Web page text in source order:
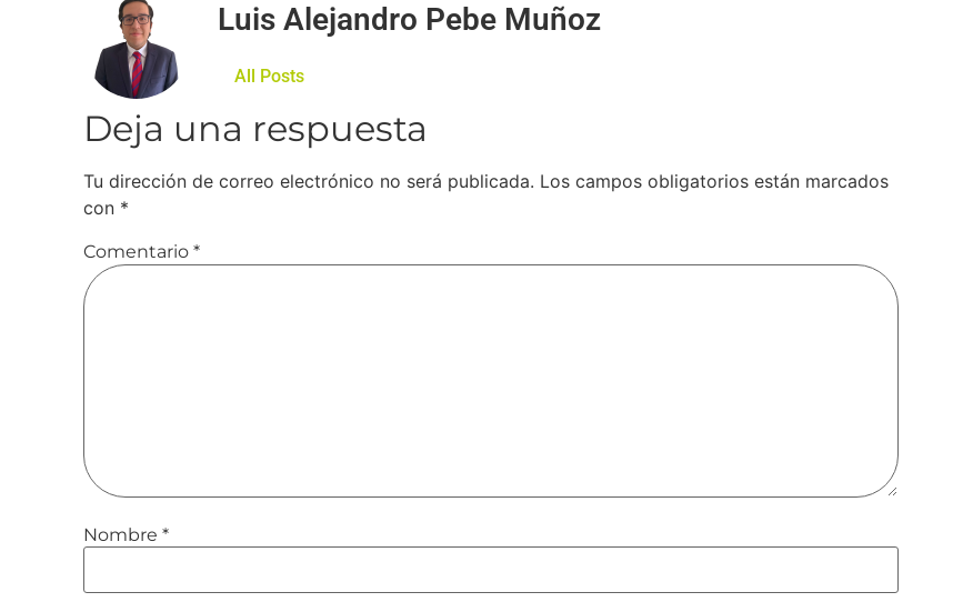
Luis Alejandro Pebe Muñoz
All Posts
Deja una respuesta
Tu dirección de correo electrónico no será publicada. Los campos obligatorios están marcados
con *
Comentario *
Nombre *